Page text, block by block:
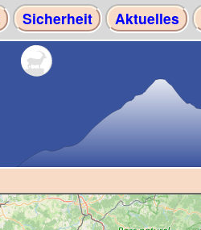
Sicherheit Aktuelles